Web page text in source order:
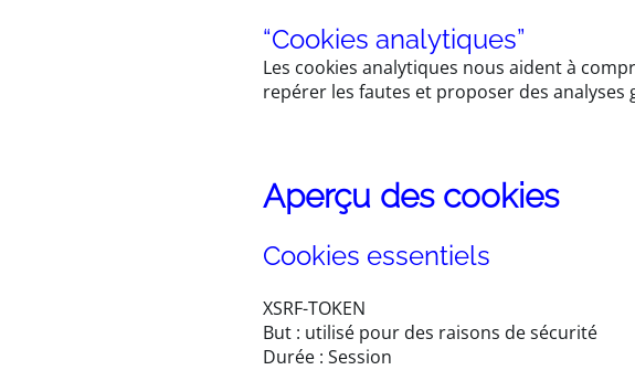
“Cookies analytiques”
Les cookies analytiques nous aident à
repérer les fautes et proposer des
Aperçu des cookies
Cookies essentiels
XSRF-TOKEN
But : utilisé pour des raisons de sécurité
Durée : Session